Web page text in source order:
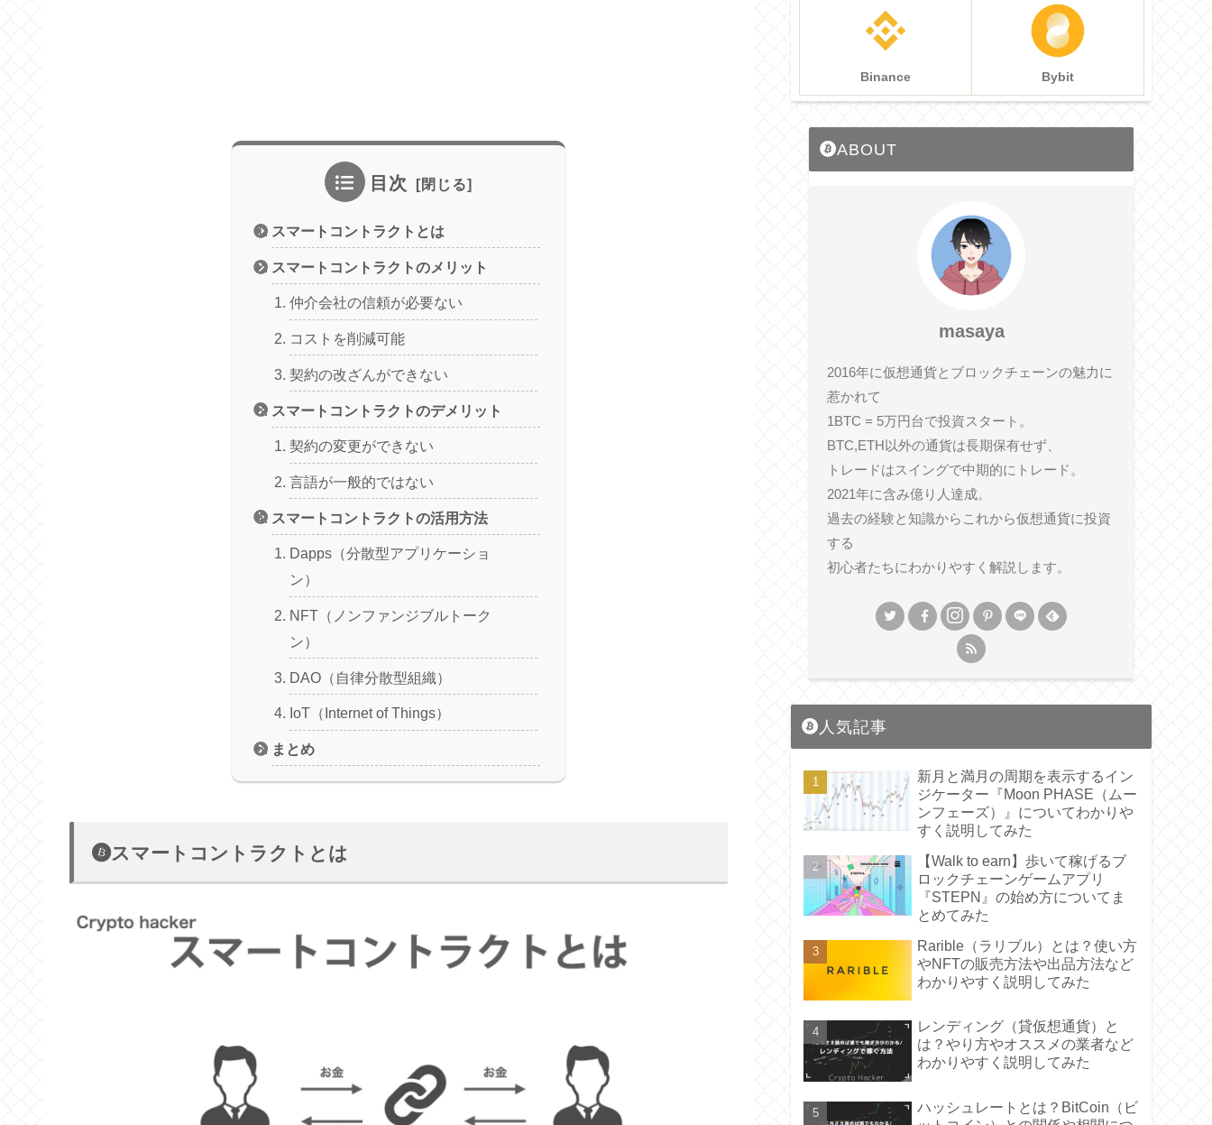
目次
スマートコントラクトとは
スマートコントラクトのメリット
仲介会社の信頼が必要ない
コストを削減可能
契約の改ざんができない
スマートコントラクトのデメリット
契約の変更ができない
言語が一般的ではない
スマートコントラクトの活用方法
Dapps（分散型アプリケーショ
ン）
NFT（ノンファンジブルトーク
ン）
DAO（自律分散型組織）
IoT（Internet of Things）
まとめ
スマートコントラクトとは
Binance Bybit
ABOUT
masaya
2016年に仮想通貨とブロックチェーンの魅力に
惹かれて
1BTC = 5万円台で投資スタート。
BTC,ETH以外の通貨は長期保有せず、
トレードはスイングで中期的にトレード。
2021年に含み億り人達成。
過去の経験と知識からこれから仮想通貨に投資
する
初心者たちにわかりやすく解説します。
人気記事
新月と満月の周期を表示するイン
ジケーター『Moon PHASE（ムー
ンフェーズ）』についてわかりや
すく説明してみた
【Walk to earn】歩いて稼げるブ
ロックチェーンゲームアプリ
『STEPN』の始め方についてま
とめてみた
Rarible（ラリブル）とは？使い方
やNFTの販売方法や出品方法など
わかりやすく説明してみた
レンディング（貸仮想通貨）と
は？やり方やオススメの業者など
わかりやすく説明してみた
ハッシュレートとは？BitCoin（ビ